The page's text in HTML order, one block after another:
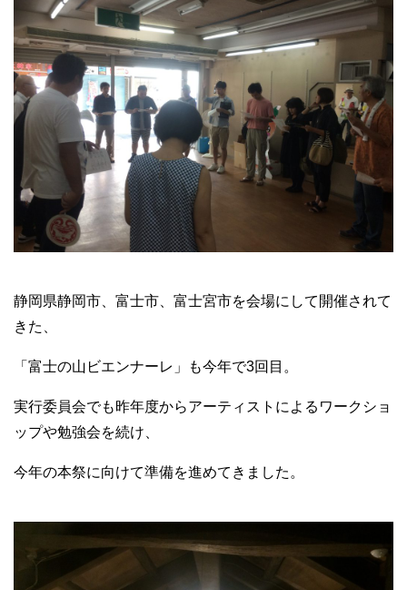
静岡県静岡市、富士市、富士宮市を会場にして開催されて
きた、
「富士の山ビエンナーレ」も今年で3回目。
実行委員会でも昨年度からアーティストによるワークショ
ップや勉強会を続け、
今年の本祭に向けて準備を進めてきました。